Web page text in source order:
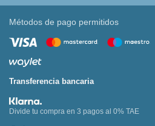
Métodos de pago permitidos
Transferencia bancaria
Divide tu compra en 3 pagos al 0% TAE